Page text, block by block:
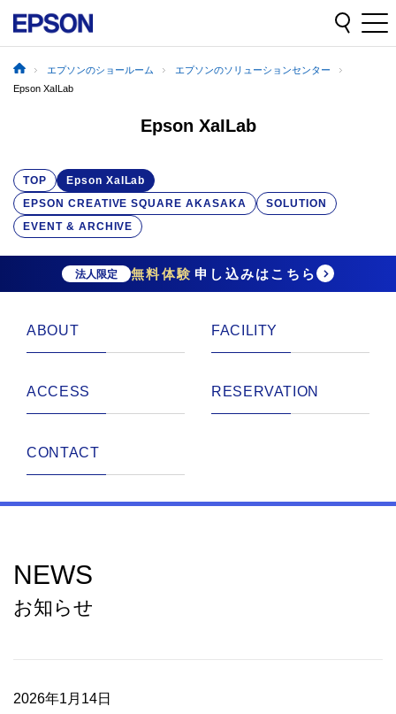
エプソンのショールーム
エプソンのソリューションセンター
Epson XaILab
Epson XaILab
TOP
Epson XaILab
EPSON CREATIVE SQUARE AKASAKA
SOLUTION
EVENT & ARCHIVE
法人限定 無料体験 申し込みはこちら
ABOUT FACILITY
ACCESS RESERVATION
CONTACT
NEWS
お知らせ
2026年1月14日